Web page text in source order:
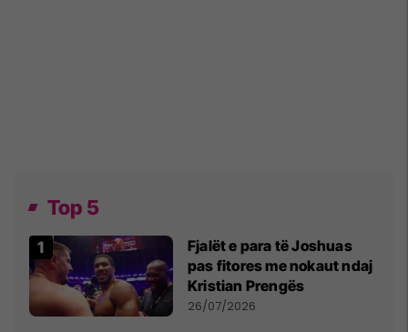
Top 5
Fjalët e para të Joshuas
pas fitores me nokaut ndaj
Kristian Prengës
26/07/2026